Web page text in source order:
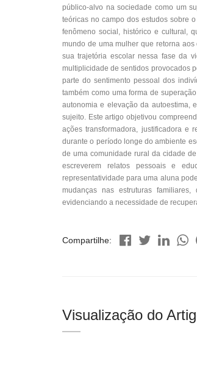
público-alvo na sociedade como um
teóricas no campo dos estudos sobre
fenômeno social, histórico e cultural,
mundo de uma mulher que retorna
sua trajetória escolar nessa fase da
multiplicidade de sentidos provocados
parte do sentimento pessoal dos
também como uma forma de
autonomia e elevação da autoestima,
sujeito. Este artigo objetivou
ações transformadora, justificadora e
durante o período longe do ambiente
de uma comunidade rural da cidade
escreverem relatos pessoais e
representatividade para uma aluna
mudanças nas estruturas
evidenciando a necessidade de
Compartilhe:
Visualização do